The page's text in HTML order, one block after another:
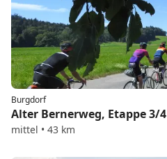
Burgdorf
Alter Bernerweg, Etappe 3/4
mittel • 43 km